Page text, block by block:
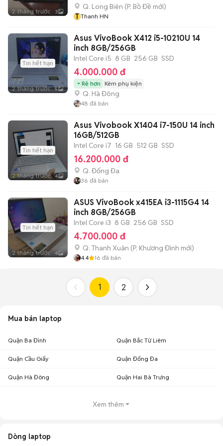
2 tháng trước 3
Q. Long Biên (P. Bồ Đề mới)
T Thanh HN
Tin hết hạn
2 tháng trước 5
Asus VivoBook X412 i5-10210U 14
inch 8GB/256GB
Intel Core i5 8 GB 256 GB SSD
4.000.000 đ
Rẻ hơn Kèm phụ kiện
Q. Hà Đông
48 đã bán
Tin hết hạn
2 tháng trước 4
Asus Vivobook X1404 i7-150U 14 inch
16GB/512GB
Intel Core i7 16 GB 512 GB SSD
16.200.000 đ
Q. Đống Đa
36 đã bán
Tin hết hạn
2 tháng trước 4
ASUS VivoBook x415EA i3-1115G4 14
inch 8GB/256GB
Intel Core i3 8 GB 256 GB SSD
4.700.000 đ
Q. Thanh Xuân (P. Khương Đình mới)
4.4 16 đã bán
1 2
Mua bán laptop
Quận Ba Đình Quận Bắc Từ Liêm
Quận Cầu Giấy Quận Đống Đa
Quận Hà Đông Quận Hai Bà Trưng
Xem thêm
Dòng laptop